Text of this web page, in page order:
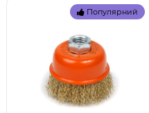
Популярний